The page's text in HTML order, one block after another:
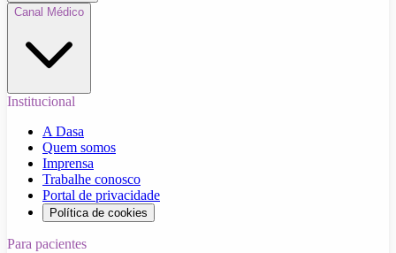
Canal Médico
Institucional
A Dasa
Quem somos
Imprensa
Trabalhe conosco
Portal de privacidade
Política de cookies
Para pacientes